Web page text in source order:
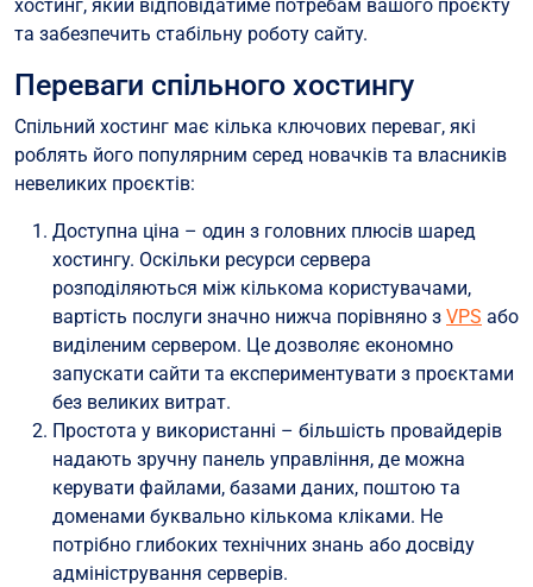
хостинг, який відповідатиме потребам вашого проєкту
та забезпечить стабільну роботу сайту.
Переваги спільного хостингу
Спільний хостинг має кілька ключових переваг, які
роблять його популярним серед новачків та власників
невеликих проєктів:
Доступна ціна – один з головних плюсів шаред
хостингу. Оскільки ресурси сервера
розподіляються між кількома користувачами,
вартість послуги значно нижча порівняно з VPS або
виділеним сервером. Це дозволяє економно
запускати сайти та експериментувати з проєктами
без великих витрат.
Простота у використанні – більшість провайдерів
надають зручну панель управління, де можна
керувати файлами, базами даних, поштою та
доменами буквально кількома кліками. Не
потрібно глибоких технічних знань або досвіду
адміністрування серверів.